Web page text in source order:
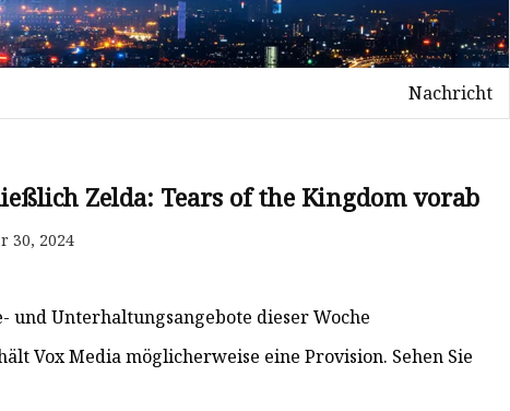
Nachricht
Zelda: Tears of the Kingdom vorab
30, 2024
und Unterhaltungsangebote dieser Woche
Vox Media möglicherweise eine Provision. Sehen Sie